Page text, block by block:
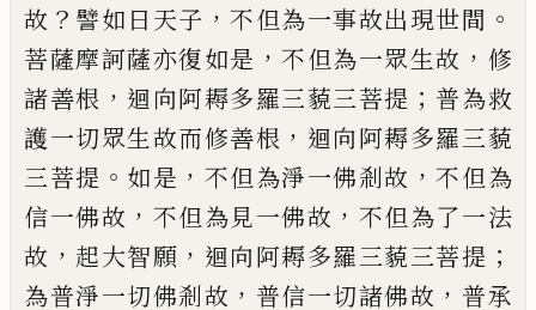
故 ？ 譬如 日天子 ，不但為一事故出現世間 。
菩薩摩訶薩亦復如是 ，不但為一眾生故 ， 修
諸善根 ， 迴向阿耨多羅三藐三菩提 ； 普為救
護一切眾生故而修善根 ， 迴向阿耨多羅三藐
三菩提 。 如是 ， 不但為淨一佛剎故 ，不但為
信一佛故 ， 不但為見一佛故 ， 不但為了一法
故 ， 起大智願 ， 迴向阿耨多羅三藐三菩提 ；
為普淨一切佛剎故 ， 普信一切諸佛故 ， 普承